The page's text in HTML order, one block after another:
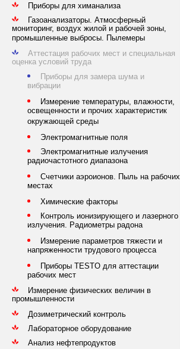
Приборы для химанализа
Газоанализаторы. Атмосферный
мониторинг, воздух жилой и рабочей зоны,
промышленные выбросы. Пылемеры
Аттестация рабочих мест и специальная
оценка условий труда
Приборы для замера шума и
вибрации
Измерение температуры, влажности,
освещенности и прочих характеристик
окружающей среды
Электромагнитные поля
Электромагнитные излучения
радиочастотного диапазона
Счетчики аэроионов. Пыль на рабочих
местах
Химические факторы
Контроль ионизирующего и лазерного
излучения. Радиометры радона
Измерение параметров тяжести и
напряженности трудового процесса
Приборы TESTO для аттестации
рабочих мест
Измерение физических величин в
промышленности
Дозиметрический контроль
Лабораторное оборудование
Анализ нефтепродуктов